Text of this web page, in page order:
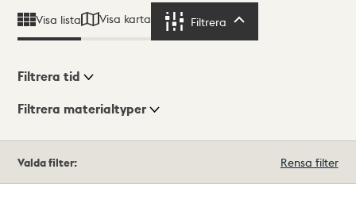
Visa lista Visa karta Filtrera
Visningsläge
Filtrera tid
Filtrera materialtyper
träffar
Valda filter: Rensa filter